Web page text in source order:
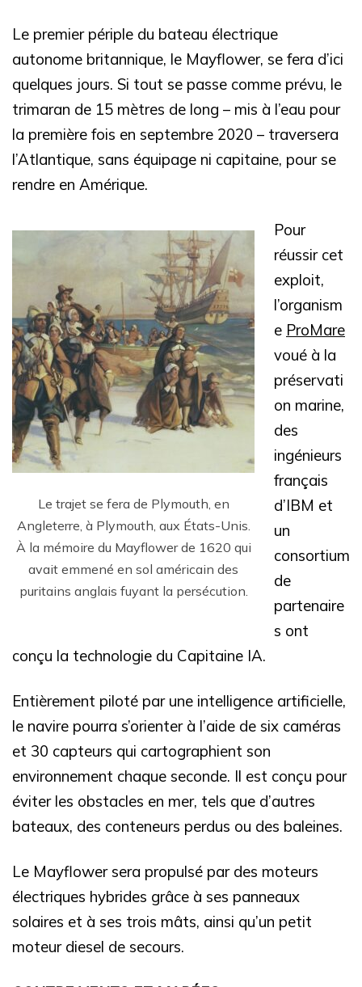
Le premier périple du bateau électrique
autonome britannique, le Mayflower, se fera d’ici
quelques jours. Si tout se passe comme prévu, le
trimaran de 15 mètres de long – mis à l’eau pour
la première fois en septembre 2020 – traversera
l’Atlantique, sans équipage ni capitaine, pour se
rendre en Amérique.
Le trajet se fera de Plymouth, en
Angleterre, à Plymouth, aux États-Unis.
À la mémoire du Mayflower de 1620 qui
avait emmené en sol américain des
puritains anglais fuyant la persécution.
Pour
réussir cet
exploit,
l’organism
e ProMare
voué à la
préservati
on marine,
des
ingénieurs
français
d’IBM et
un
consortium
de
partenaire
s ont
conçu la technologie du Capitaine IA.
Entièrement piloté par une intelligence artificielle,
le navire pourra s’orienter à l’aide de six caméras
et 30 capteurs qui cartographient son
environnement chaque seconde. Il est conçu pour
éviter les obstacles en mer, tels que d’autres
bateaux, des conteneurs perdus ou des baleines.
Le Mayflower sera propulsé par des moteurs
électriques hybrides grâce à ses panneaux
solaires et à ses trois mâts, ainsi qu’un petit
moteur diesel de secours.